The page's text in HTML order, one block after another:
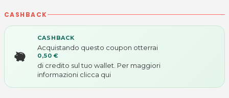
CASHBACK
CASHBACK
Acquistando questo coupon otterrai
0,50 €
di credito sul tuo wallet. Per maggiori
informazioni clicca qui